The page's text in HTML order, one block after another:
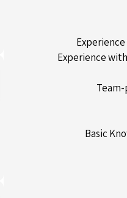
Experience
Basic